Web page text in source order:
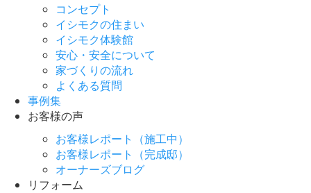
コンセプト
イシモクの住まい
イシモク体験館
安心・安全について
家づくりの流れ
よくある質問
事例集
お客様の声
お客様レポート（施工中）
お客様レポート（完成邸）
オーナーズブログ
リフォーム